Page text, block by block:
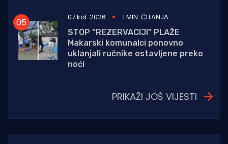
07 kol. 2026
1 MIN. ČITANJA
STOP "REZERVACIJI" PLAŽE
Makarski komunalci ponovno
uklanjali ručnike ostavljene preko
noći
PRIKAŽI JOŠ VIJESTI